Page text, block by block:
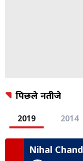
पिछले नतीजे
2019 2014
Nihal Chand